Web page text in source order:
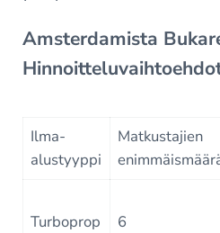
Amsterdamista
Ilma-
alustyyppi
Matkustajien
Turboprop 6